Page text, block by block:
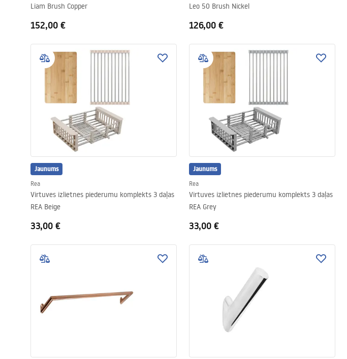
Liam Brush Copper
152,00 €
Leo 50 Brush Nickel
126,00 €
Jaunums
Rea
Virtuves izlietnes piederumu komplekts 3 daļas
REA Beige
33,00 €
Jaunums
Rea
Virtuves izlietnes piederumu komplekts 3 daļas
REA Grey
33,00 €